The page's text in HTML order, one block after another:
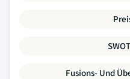
Fusions- Und